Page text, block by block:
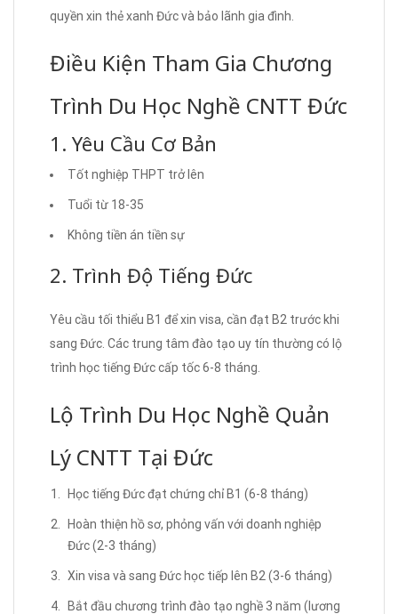
quyền xin thẻ xanh Đức và bảo lãnh gia đình.
Điều Kiện Tham Gia Chương
Trình Du Học Nghề CNTT Đức
1. Yêu Cầu Cơ Bản
Tốt nghiệp THPT trở lên
Tuổi từ 18-35
Không tiền án tiền sự
2. Trình Độ Tiếng Đức
Yêu cầu tối thiểu B1 để xin visa, cần đạt B2 trước khi
sang Đức. Các trung tâm đào tạo uy tín thường có lộ
trình học tiếng Đức cấp tốc 6-8 tháng.
Lộ Trình Du Học Nghề Quản
Lý CNTT Tại Đức
Học tiếng Đức đạt chứng chỉ B1 (6-8 tháng)
Hoàn thiện hồ sơ, phỏng vấn với doanh nghiệp
Đức (2-3 tháng)
Xin visa và sang Đức học tiếp lên B2 (3-6 tháng)
Bắt đầu chương trình đào tạo nghề 3 năm (lương